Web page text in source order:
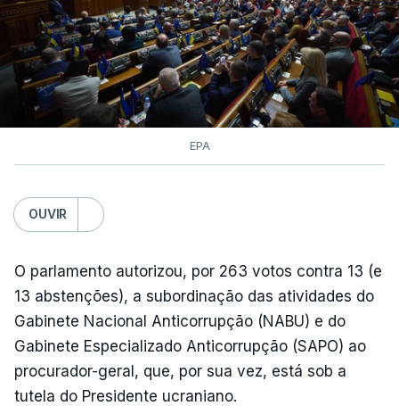
EPA
OUVIR
O parlamento autorizou, por 263 votos contra 13 (e
13 abstenções), a subordinação das atividades do
Gabinete Nacional Anticorrupção (NABU) e do
Gabinete Especializado Anticorrupção (SAPO) ao
procurador-geral, que, por sua vez, está sob a
tutela do Presidente ucraniano.